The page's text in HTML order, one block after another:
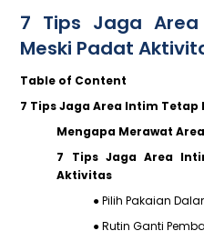
7 Tips Jaga
Meski Padat
Table of Content
7 Tips Jaga Area Intim
Mengapa Merawat
7 Tips Jaga Area
Aktivitas
● Pilih Pakaian
● Rutin Ganti